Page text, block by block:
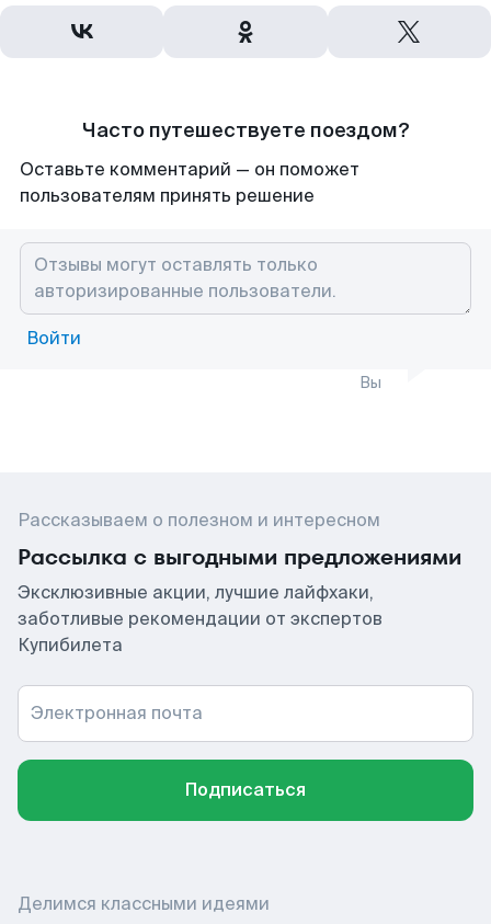
Часто путешествуете поездом?
Оставьте комментарий — он поможет
пользователям принять решение
Войти
Вы
Рассказываем о полезном и интересном
Рассылка с выгодными предложениями
Эксклюзивные акции, лучшие лайфхаки,
заботливые рекомендации от экспертов
Купибилета
Электронная почта
Подписаться
Делимся классными идеями